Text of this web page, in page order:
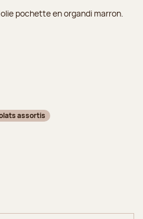
pochette en organdi marron.
assortis